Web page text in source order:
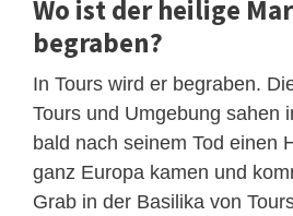
Wo ist der heilige
begraben?
In Tours wird er begraben.
Tours und Umgebung sahen
bald nach seinem Tod einen
ganz Europa kamen und
Grab in der Basilika von